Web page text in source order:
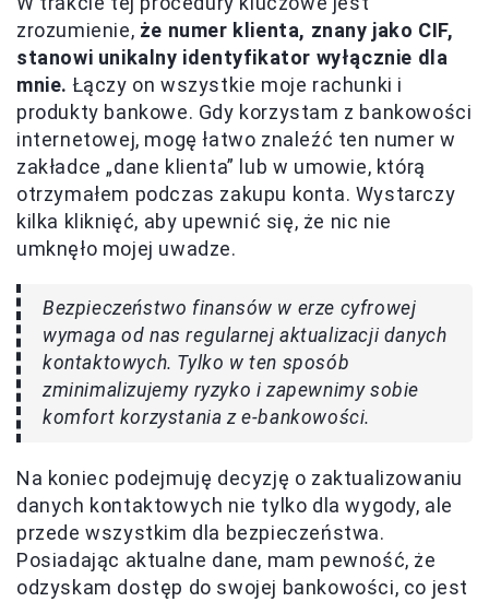
zrozumienie, że numer klienta, znany jako CIF,
stanowi unikalny identyfikator wyłącznie dla
mnie. Łączy on wszystkie moje rachunki i
produkty bankowe. Gdy korzystam z bankowości
internetowej, mogę łatwo znaleźć ten numer w
zakładce „dane klienta” lub w umowie, którą
otrzymałem podczas zakupu konta. Wystarczy
kilka kliknięć, aby upewnić się, że nic nie
umknęło mojej uwadze.
Bezpieczeństwo finansów w erze cyfrowej
wymaga od nas regularnej aktualizacji danych
kontaktowych. Tylko w ten sposób
zminimalizujemy ryzyko i zapewnimy sobie
komfort korzystania z e-bankowości.
Na koniec podejmuję decyzję o zaktualizowaniu
danych kontaktowych nie tylko dla wygody, ale
przede wszystkim dla bezpieczeństwa.
Posiadając aktualne dane, mam pewność, że
odzyskam dostęp do swojej bankowości, co jest